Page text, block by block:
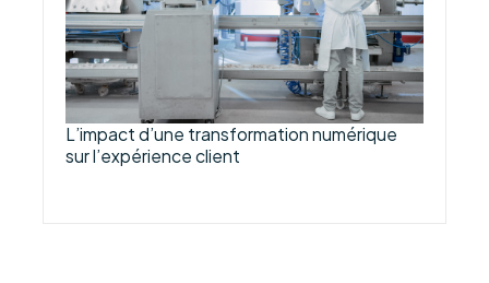
L’impact d’une transformation numérique
sur l’expérience client